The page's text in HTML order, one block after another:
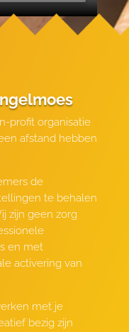
profit organisatie
afstand hebben
de
te behalen
zijn geen zorg
en met
activering van
met je
bezig zijn